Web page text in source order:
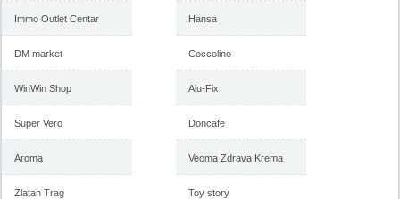
Immo Outlet Centar
DM market
WinWin Shop
Super Vero
Aroma
Zlatan Trag
Hansa
Coccolino
Alu-Fix
Doncafe
Veoma Zdrava Krema
Toy story